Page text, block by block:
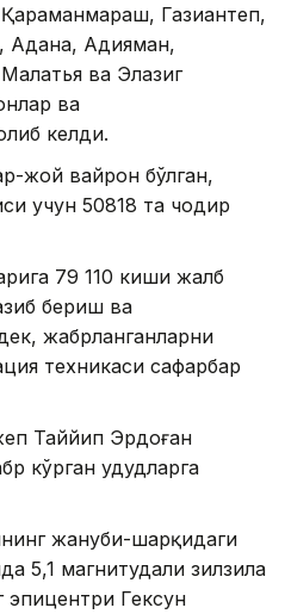
Газиантеп,
Адана, Адияман,
ва Элазиг
ва
келди.
жой вайрон бўлган,
учун 50818 та чодир
79 110 киши жалб
бериш ва
жабрланганларни
техникаси сафарбар
Таййип Эрдоған
кўрган ҳудудларга
жануби-шарқидаги
5,1 магнитудали зилзила
эпицентри Гексун